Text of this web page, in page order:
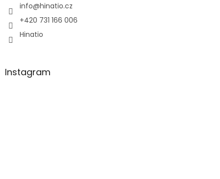
info@hinatio.cz
+420 731 166 006
Hinatio
Instagram